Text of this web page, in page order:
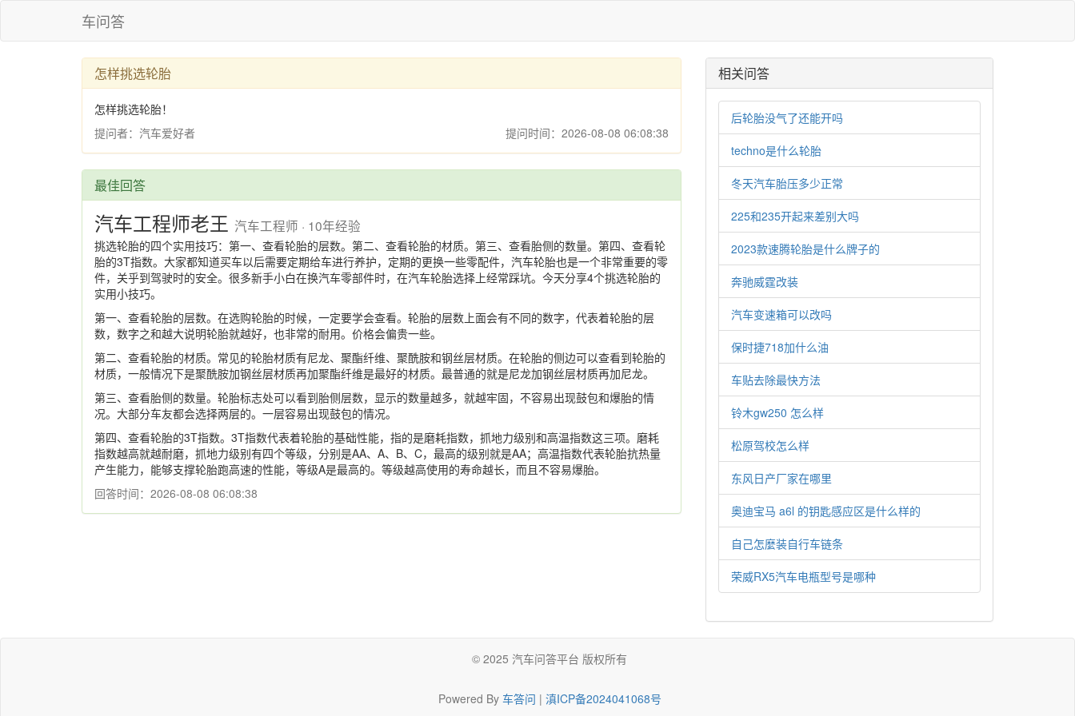
车问答
怎样挑选轮胎
怎样挑选轮胎！
提问者：汽车爱好者
提问时间：2026-08-08 06:08:38
最佳回答
汽车工程师老王 汽车工程师 · 10年经验
挑选轮胎的四个实用技巧：第一、查看轮胎的层数。第二、查看轮胎的材质。第三、查看胎侧的数量。第四、查看轮
胎的3T指数。大家都知道买车以后需要定期给车进行养护，定期的更换一些零配件，汽车轮胎也是一个非常重要的零
件，关乎到驾驶时的安全。很多新手小白在换汽车零部件时，在汽车轮胎选择上经常踩坑。今天分享4个挑选轮胎的
实用小技巧。
第一、查看轮胎的层数。在选购轮胎的时候，一定要学会查看。轮胎的层数上面会有不同的数字，代表着轮胎的层
数，数字之和越大说明轮胎就越好，也非常的耐用。价格会偏贵一些。
第二、查看轮胎的材质。常见的轮胎材质有尼龙、聚酯纤维、聚酰胺和钢丝层材质。在轮胎的侧边可以查看到轮胎的
材质，一般情况下是聚酰胺加钢丝层材质再加聚酯纤维是最好的材质。最普通的就是尼龙加钢丝层材质再加尼龙。
第三、查看胎侧的数量。轮胎标志处可以看到胎侧层数，显示的数量越多，就越牢固，不容易出现鼓包和爆胎的情
况。大部分车友都会选择两层的。一层容易出现鼓包的情况。
第四、查看轮胎的3T指数。3T指数代表着轮胎的基础性能，指的是磨耗指数，抓地力级别和高温指数这三项。磨耗
指数越高就越耐磨，抓地力级别有四个等级，分别是AA、A、B、C，最高的级别就是AA；高温指数代表轮胎抗热量
产生能力，能够支撑轮胎跑高速的性能，等级A是最高的。等级越高使用的寿命越长，而且不容易爆胎。
回答时间：2026-08-08 06:08:38
相关问答
后轮胎没气了还能开吗
techno是什么轮胎
冬天汽车胎压多少正常
225和235开起来差别大吗
2023款速腾轮胎是什么牌子的
奔驰威霆改装
汽车变速箱可以改吗
保时捷718加什么油
车贴去除最快方法
铃木gw250 怎么样
松原驾校怎么样
东风日产厂家在哪里
奥迪宝马 a6l 的钥匙感应区是什么样的
自己怎麼装自行车链条
荣威RX5汽车电瓶型号是哪种
© 2025 汽车问答平台 版权所有
Powered By 车答问 | 滇ICP备2024041068号